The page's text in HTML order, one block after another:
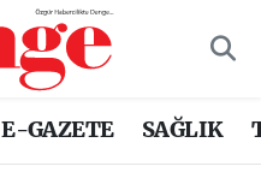
E-GAZETE SAĞLIK